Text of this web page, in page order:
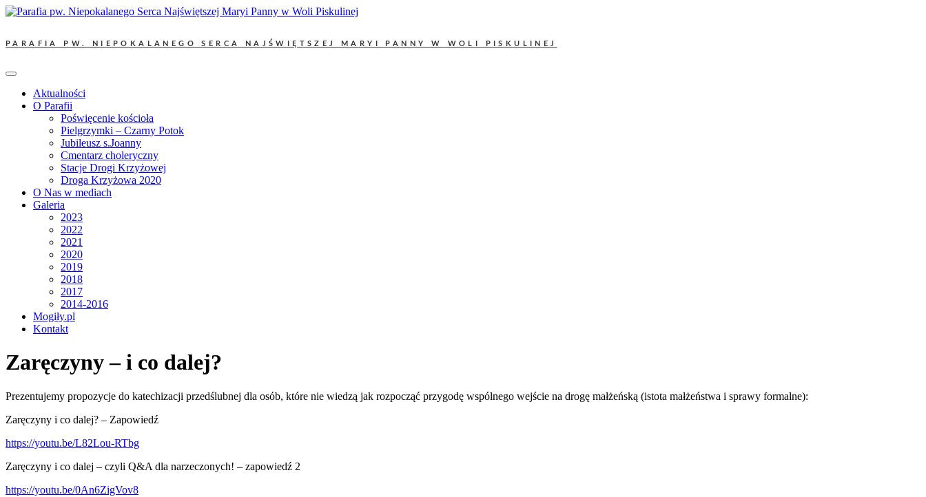
Skip
PARAFIA PW. NIEPOKALANEGO SERCA NAJŚWIĘTSZEJ MARYI PANNY W WOLI PISKULINEJ
Aktualności
O Parafii
Poświęcenie kościoła
Pielgrzymki – Czarny Potok
Jubileusz s.Joanny
Cmentarz choleryczny
Stacje Drogi Krzyżowej
Droga Krzyżowa 2020
O Nas w mediach
Galeria
2023
2022
2021
2020
2019
2018
2017
2014-2016
Mogiły.pl
Kontakt
Zaręczyny – i co dalej?
Prezentujemy propozycje do katechizacji przedślubnej dla osób, które nie wiedzą jak rozpocząć przygodę wspólnego wejście na drogę małżeńską (istota małżeństwa i sprawy formalne):
Zaręczyny i co dalej? – Zapowiedź
https://youtu.be/L82Lou-RTbg
Zaręczyny i co dalej – czyli Q&A dla narzeczonych! – zapowiedź 2
https://youtu.be/0An6ZigVov8